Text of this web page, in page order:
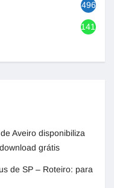
496
1417
Aveiro disponibiliza
grátis
de SP – Roteiro: para